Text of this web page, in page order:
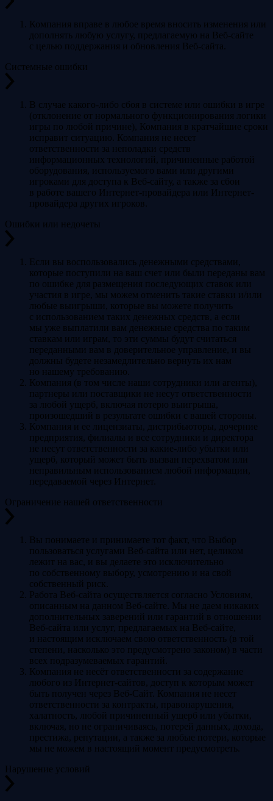
Компания вправе в любое время вносить изменения или
дополнять любую услугу, предлагаемую на Веб-сайте
с целью поддержания и обновления Веб-сайта.
Системные ошибки
В случае какого-либо сбоя в системе или ошибки в игре
(отклонение от нормального функционирования логики
игры по любой причине), Компания в кратчайшие сроки
исправит ситуацию. Компания не несет
ответственности за неполадки средств
информационных технологий, причиненные работой
оборудования, используемого вами или другими
игроками для доступа к Веб-сайту, а также за сбои
в работе вашего Интернет-провайдера или Интернет-
провайдера других игроков.
Ошибки или недочеты
Если вы воспользовались денежными средствами,
которые поступили на ваш счет или были переданы вам
по ошибке для размещения последующих ставок или
участия в игре, мы можем отменить такие ставки и/или
любые выигрыши, которые вы можете получить
с использованием таких денежных средств, а если
мы уже выплатили вам денежные средства по таким
ставкам или играм, то эти суммы будут считаться
переданными вам в доверительное управление, и вы
должны будете незамедлительно вернуть их нам
но нашему требованию.
Компания (в том числе наши сотрудники или агенты),
партнеры или поставщики не несут ответственности
за любой ущерб, включая потерю выигрыша,
произошедший в результате ошибки с вашей стороны.
Компания и ее лицензиаты, дистрибьюторы, дочерние
предприятия, филиалы и все сотрудники и директора
не несут ответственности за какие-либо убытки или
ущерб, который может быть вызван перехватом или
неправильным использованием любой информации,
передаваемой через Интернет.
Ограничение нашей ответственности
Вы понимаете и принимаете тот факт, что Выбор
пользоваться услугами Веб-сайта или нет, целиком
лежит на вас, и вы делаете это исключительно
по собственному выбору, усмотрению и на свой
собственный риск.
Работа Веб-сайта осуществляется согласно Условиям,
описанным на данном Веб-сайте. Мы не даем никаких
дополнительных заверений или гарантий в отношении
Веб-сайта или услуг, предлагаемых на Веб-сайте,
и настоящим исключаем свою ответственность (в той
степени, насколько это предусмотрено законом) в части
всех подразумеваемых гарантий.
Компания не несёт ответственности за содержание
любого из Интернет-сайтов, доступ к которым может
быть получен через Веб-Сайт. Компания не несет
ответственности за контракты, правонарушения,
халатность, любой причиненный ущерб или убытки,
включая, но не ограничиваясь, потерей данных, дохода,
престижа, репутации, а также за любые потери, которые
мы не можем в настоящий момент предусмотреть.
Нарушение условий